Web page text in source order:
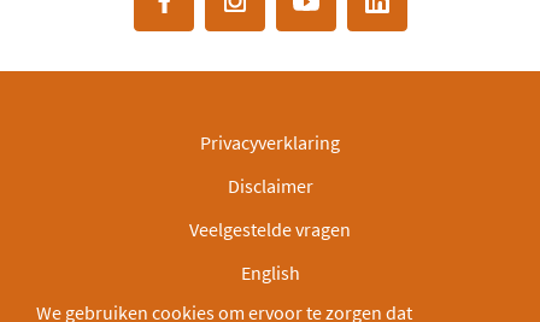
Privacyverklaring
Disclaimer
Veelgestelde vragen
English
IBAN: NL30INGB0000003166
We gebruiken cookies om ervoor te zorgen dat